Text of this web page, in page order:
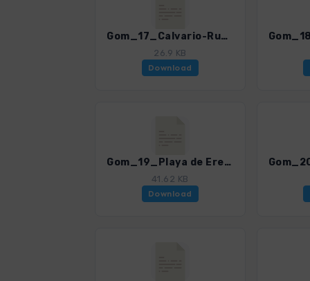
Gom_17_Calvario-Runde.gpx
26.9 KB
Download
Gom_19_Playa de Erese.gpx
41.62 KB
Download